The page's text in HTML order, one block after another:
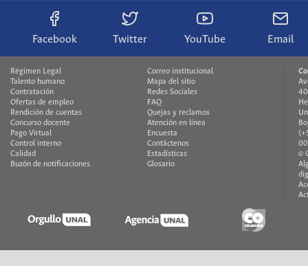
Facebook Twitter YouTube Email
Régimen Legal
Talento humano
Contratación
Ofertas de empleo
Rendición de cuentas
Concurso docente
Pago Virtual
Control interno
Calidad
Buzón de notificaciones
Correo institucional
Mapa del sitio
Redes Sociales
FAQ
Quejas y reclamos
Atención en línea
Encuesta
Contáctenos
Estadísticas
Glosario
©